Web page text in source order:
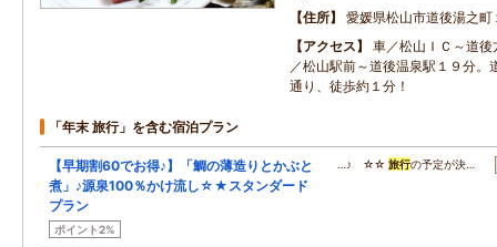
住所
愛媛県松山市道後湯之町
アクセス
車／松山ＩＣ～道
／松山駅前～道後温泉駅１９分。
通り、徒歩約１分！
「年末 旅行」を含む宿泊プラン
【早期割60でお得♪】「鯛の薄造りとかぶと
煮」♪源泉100％かけ流し☆★スタンダード
プラン
ポイント2%
…♪ ☆☆ 旅行の予定が決…